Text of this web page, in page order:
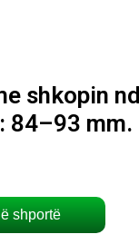
shkopin
84–93 mm.
shportë